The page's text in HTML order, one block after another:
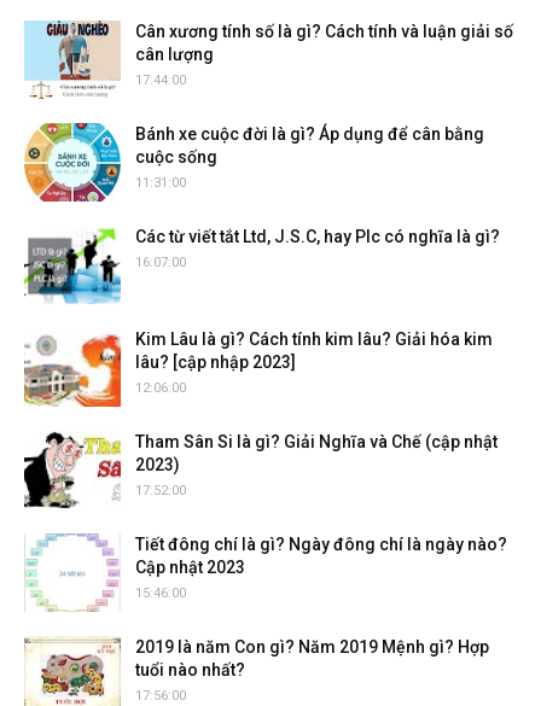
Cân xương tính số là gì? Cách tính và luận giải số
cân lượng
17:44:00
Bánh xe cuộc đời là gì? Áp dụng để cân bằng
cuộc sống
11:31:00
Các từ viết tắt Ltd, J.S.C, hay Plc có nghĩa là gì?
16:07:00
Kim Lâu là gì? Cách tính kim lâu? Giải hóa kim
lâu? [cập nhập 2023]
12:06:00
Tham Sân Si là gì? Giải Nghĩa và Chế (cập nhật
2023)
17:52:00
Tiết đông chí là gì? Ngày đông chí là ngày nào?
Cập nhật 2023
15:46:00
2019 là năm Con gì? Năm 2019 Mệnh gì? Hợp
tuổi nào nhất?
17:56:00